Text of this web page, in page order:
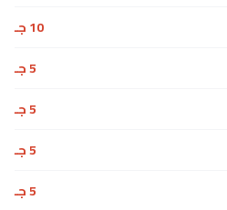
10 جـ
5 جـ
5 جـ
5 جـ
5 جـ